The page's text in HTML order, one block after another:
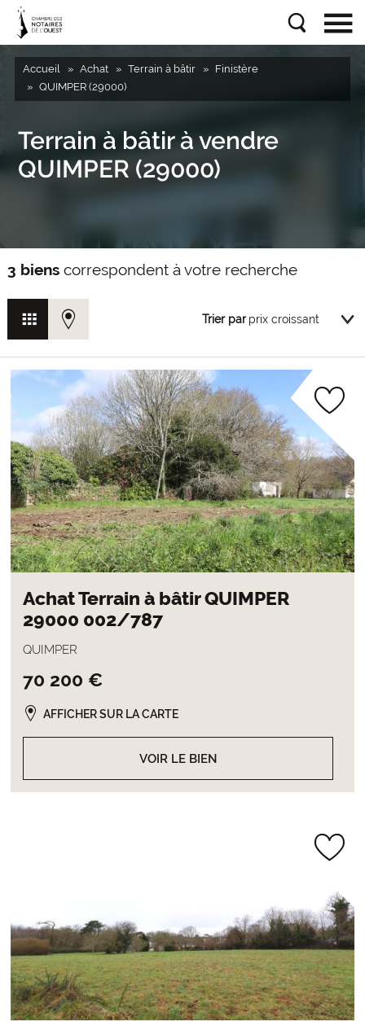
Accueil Achat Terrain à bâtir
Finistère
QUIMPER (29000)
Terrain à bâtir à vendre
QUIMPER (29000)
3 bienscorrespondent à votre recherche
Trier par
Achat Terrain à bâtir QUIMPER
29000 002/787
QUIMPER
70 200 €
VOIR LE BIEN
AFFICHER SUR LA CARTE